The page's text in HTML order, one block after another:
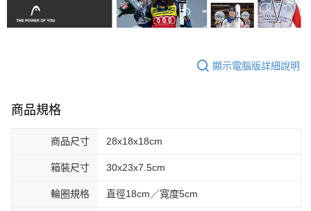
顯示電腦版詳細說明
商品規格
商品尺寸 28x18x18cm
箱裝尺寸 30x23x7.5cm
輪圈規格 直徑18cm／寬度5cm